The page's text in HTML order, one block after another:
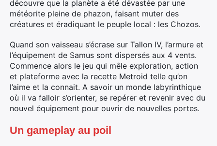
découvre que la planète a été dévastée par une
météorite pleine de phazon, faisant muter des
créatures et éradiquant le peuple local : les Chozos.
Quand son vaisseau s’écrase sur Tallon IV, l’armure et
l’équipement de Samus sont dispersés aux 4 vents.
Commence alors le jeu qui mêle exploration, action
et plateforme avec la recette Metroid telle qu’on
l’aime et la connait. A savoir un monde labyrinthique
où il va falloir s’orienter, se repérer et revenir avec du
nouvel équipement pour ouvrir de nouvelles portes.
Un gameplay au poil